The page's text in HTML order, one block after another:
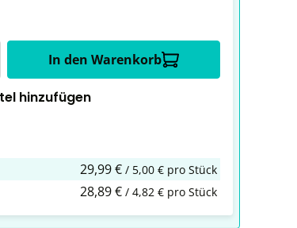
In den Warenkorb
hinzufügen
29,99 € / 5,00 € pro Stück
28,89 € / 4,82 € pro Stück